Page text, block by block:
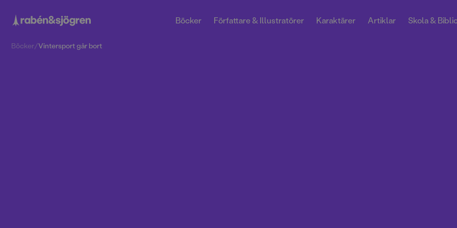
Böcker Författare & Illustratörer Karaktärer Artiklar Skola &
Böcker/Vintersport går bort